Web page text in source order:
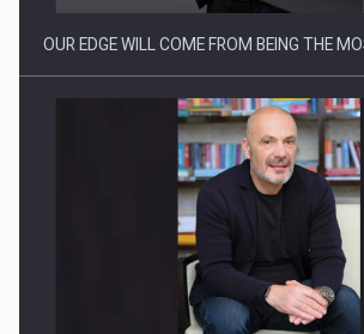
Webinar - Business Evolution-RETHINK
Investitii Digitalizare
OUR EDGE WILL COME FROM BEING THE